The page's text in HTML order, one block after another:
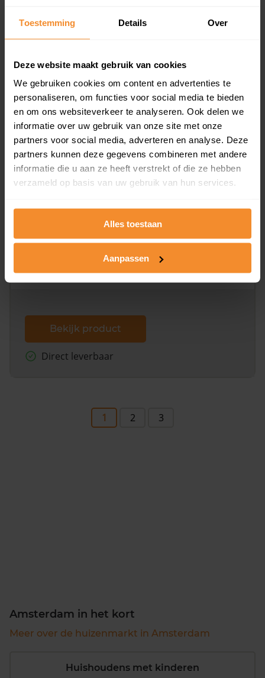
Toestemming Details Over
Deze website maakt gebruik van cookies
We gebruiken cookies om content en advertenties te
personaliseren, om functies voor social media te bieden
en om ons websiteverkeer te analyseren. Ook delen we
informatie over uw gebruik van onze site met onze
partners voor social media, adverteren en analyse. Deze
partners kunnen deze gegevens combineren met andere
informatie die u aan ze heeft verstrekt of die ze hebben
verzameld op basis van uw gebruik van hun services.
Alles toestaan
Aanpassen
en koopdatum) binnen een postcodegebied. Dit
koopsommen.
Bekijk product
Direct leverbaar
Kadastrale kaart pakket
Alleen globale ligging perceel
omliggende percelen met de kadastrale erfgrenzen,
Bekijk product
Direct leverbaar
1 2 3
Amsterdam in het kort
Meer over de huizenmarkt in Amsterdam
Huishoudens met kinderen